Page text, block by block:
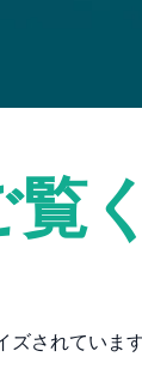
ズされていま